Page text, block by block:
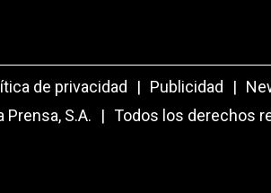
de privacidad | Publicidad |
S.A.
| Todos los derechos